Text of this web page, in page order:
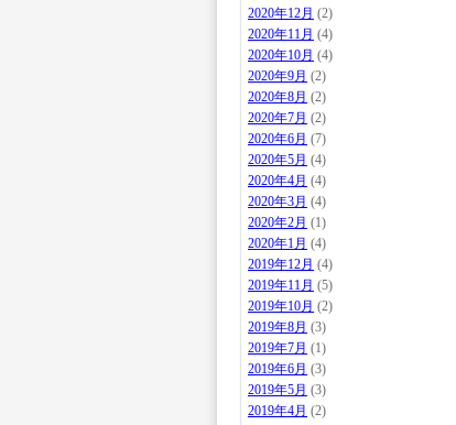
2020年12月 (2)
2020年11月 (4)
2020年10月 (4)
2020年9月 (2)
2020年8月 (2)
2020年7月 (2)
2020年6月 (7)
2020年5月 (4)
2020年4月 (4)
2020年3月 (4)
2020年2月 (1)
2020年1月 (4)
2019年12月 (4)
2019年11月 (5)
2019年10月 (2)
2019年8月 (3)
2019年7月 (1)
2019年6月 (3)
2019年5月 (3)
2019年4月 (2)